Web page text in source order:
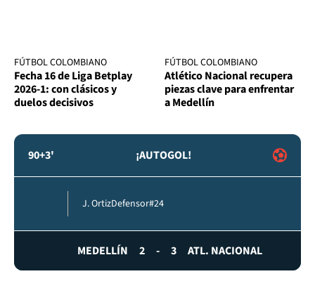
FÚTBOL COLOMBIANO
Fecha 16 de Liga Betplay
2026-1: con clásicos y
duelos decisivos
FÚTBOL COLOMBIANO
Atlético Nacional recupera
piezas clave para enfrentar
a Medellín
90+3' ¡AUTOGOL!
J. OrtizDefensor#24
MEDELLÍN 2 - 3 ATL. NACIONAL